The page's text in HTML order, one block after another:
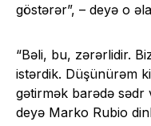
göstərər”, – deyə o
“Bəli, bu, zərərlidir.
istərdik. Düşünürəm
gətirmək barədə sədr
deyə Marko Rubio